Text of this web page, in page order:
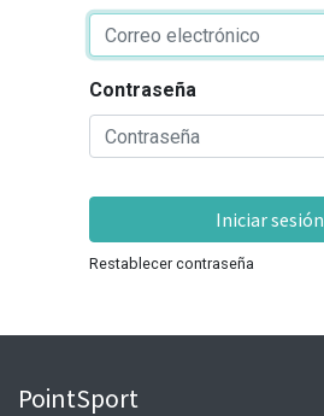
Contraseña
Iniciar sesión
Restablecer contraseña
PointSport